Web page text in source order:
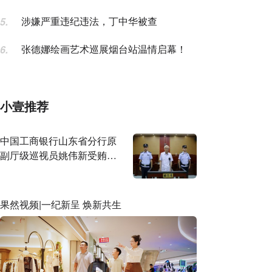
5.
涉嫌严重违纪违法，丁中华被查
6. 张德娜绘画艺术巡展烟台站温情启幕！
小壹推荐
中国工商银行山东省分行原
副厅级巡视员姚伟新受贿案
果然视频|一纪新呈 焕新共生